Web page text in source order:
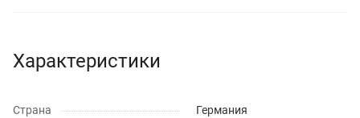
Характеристики
Страна Германия